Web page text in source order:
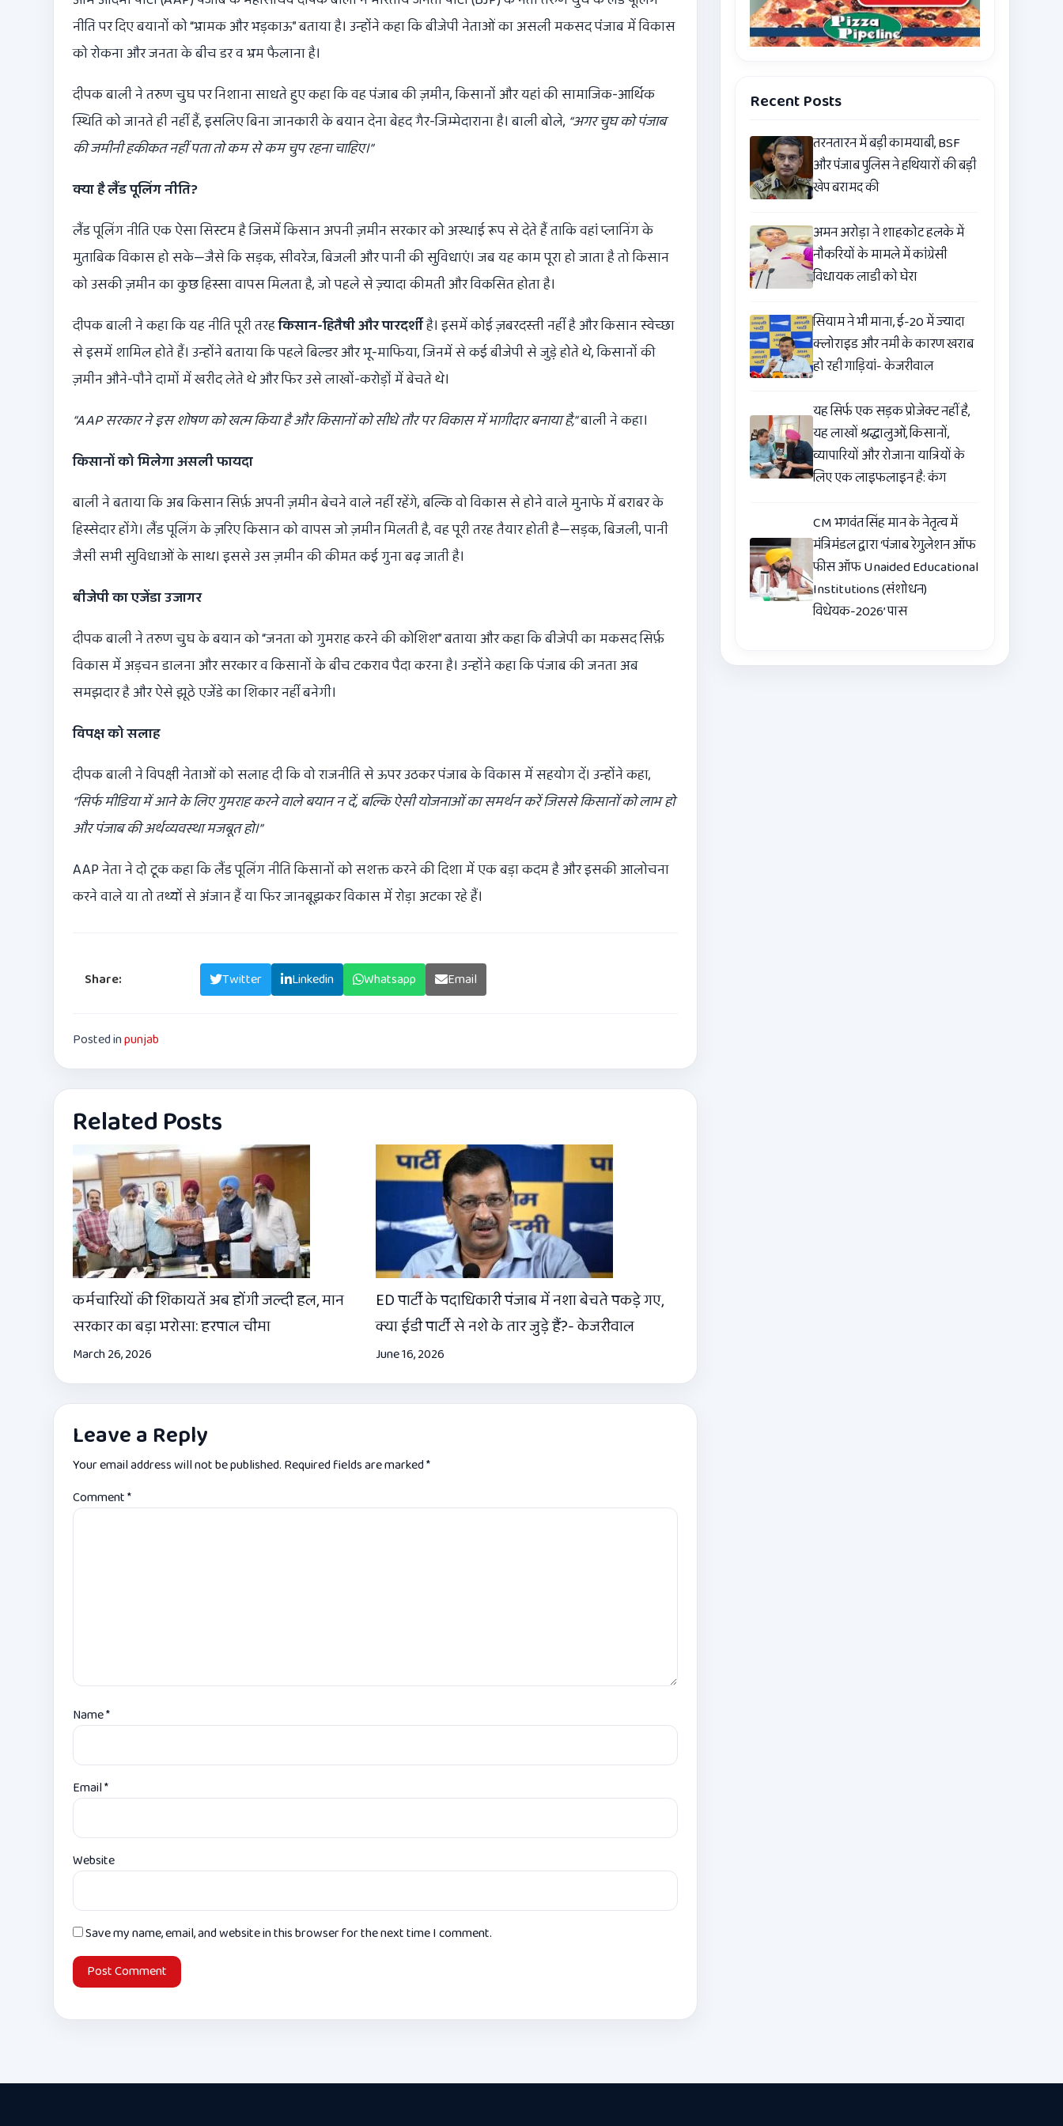
नीति पर दिए बयानों को “भ्रामक और भड़काऊ” बताया है। उन्होंने कहा कि बीजेपी नेताओं का असली मकसद पंजाब में विकास
को रोकना और जनता के बीच डर व भ्रम फैलाना है।
दीपक बाली ने तरुण चुघ पर निशाना साधते हुए कहा कि वह पंजाब की ज़मीन, किसानों और यहां की सामाजिक-आर्थिक
स्थिति को जानते ही नहीं हैं, इसलिए बिना जानकारी के बयान देना बेहद गैर-जिम्मेदाराना है। बाली बोले, “अगर चुघ को पंजाब
की जमीनी हकीकत नहीं पता तो कम से कम चुप रहना चाहिए।”
क्या है लैंड पूलिंग नीति?
लैंड पूलिंग नीति एक ऐसा सिस्टम है जिसमें किसान अपनी ज़मीन सरकार को अस्थाई रूप से देते हैं ताकि वहां प्लानिंग के
मुताबिक विकास हो सके—जैसे कि सड़क, सीवरेज, बिजली और पानी की सुविधाएं। जब यह काम पूरा हो जाता है तो किसान
को उसकी ज़मीन का कुछ हिस्सा वापस मिलता है, जो पहले से ज़्यादा कीमती और विकसित होता है।
दीपक बाली ने कहा कि यह नीति पूरी तरहकिसान-हितैषी और पारदर्शीहै। इसमें कोई ज़बरदस्ती नहीं है और किसान स्वेच्छा
से इसमें शामिल होते हैं। उन्होंने बताया कि पहले बिल्डर और भू-माफिया, जिनमें से कई बीजेपी से जुड़े होते थे, किसानों की
ज़मीन औने-पौने दामों में खरीद लेते थे और फिर उसे लाखों-करोड़ों में बेचते थे।
“AAPसरकार ने इस शोषण को खत्म किया है और किसानों को सीधे तौर पर विकास में भागीदार बनाया है,”बाली ने कहा।
किसानों को मिलेगा असली फायदा
बाली ने बताया कि अब किसान सिर्फ़ अपनी ज़मीन बेचने वाले नहीं रहेंगे, बल्कि वो विकास से होने वाले मुनाफे में बराबर के
हिस्सेदार होंगे। लैंड पूलिंग के ज़रिए किसान को वापस जो ज़मीन मिलती है, वह पूरी तरह तैयार होती है—सड़क, बिजली, पानी
जैसी सभी सुविधाओं के साथ। इससे उस ज़मीन की कीमत कई गुना बढ़ जाती है।
बीजेपी का एजेंडा उजागर
दीपक बाली ने तरुण चुघ के बयान को “जनता को गुमराह करने की कोशिश” बताया और कहा कि बीजेपी का मकसद सिर्फ़
विकास में अड़चन डालना और सरकार व किसानों के बीच टकराव पैदा करना है। उन्होंने कहा कि पंजाब की जनता अब
समझदार है और ऐसे झूठे एजेंडे का शिकार नहीं बनेगी।
विपक्ष को सलाह
दीपक बाली ने विपक्षी नेताओं को सलाह दी कि वो राजनीति से ऊपर उठकर पंजाब के विकास में सहयोग दें। उन्होंने कहा,
“सिर्फ मीडिया में आने के लिए गुमराह करने वाले बयान न दें,बल्कि ऐसी योजनाओं का समर्थन करें जिससे किसानों को लाभ हो
और पंजाब की अर्थव्यवस्था मजबूत हो।”
AAP नेता ने दो टूक कहा कि लैंड पूलिंग नीति किसानों को सशक्त करने की दिशा में एक बड़ा कदम है और इसकी आलोचना
करने वाले या तो तथ्यों से अंजान हैं या फिर जानबूझकर विकास में रोड़ा अटका रहे हैं।
Share: Twitter Linkedin Whatsapp Email
Posted inpunjab
Related Posts
कर्मचारियों की शिकायतें अब होंगी जल्दी हल, मान
सरकार का बड़ा भरोसा: हरपाल चीमा
March 26, 2026
ED पार्टी के पदाधिकारी पंजाब में नशा बेचते पकड़े गए,
क्या ईडी पार्टी से नशे के तार जुड़े हैं?- केजरीवाल
June 16, 2026
Leave a Reply
Your email address will not be published. Required fields are marked*
Comment*
Name*
Email*
Website
Save my name, email, and website in this browser for the next time I comment.
Recent Posts
तरनतारन में बड़ी कामयाबी, BSF
और पंजाब पुलिस ने हथियारों की बड़ी
खेप बरामद की
अमन अरोड़ा ने शाहकोट हलके में
नौकरियों के मामले में कांग्रेसी
विधायक लाडी को घेरा
सियाम ने भी माना, ई-20 में ज्यादा
क्लोराइड और नमी के कारण खराब
हो रही गाड़ियां- केजरीवाल
यह सिर्फ एक सड़क प्रोजेक्ट नहीं है,
यह लाखों श्रद्धालुओं, किसानों,
व्यापारियों और रोजाना यात्रियों के
लिए एक लाइफलाइन है: कंग
CM भगवंत सिंह मान के नेतृत्व में
मंत्रिमंडल द्वारा ‘पंजाब रेगुलेशन ऑफ
फीस ऑफ Unaided Educational
Institutions (संशोधन)
विधेयक-2026’ पास